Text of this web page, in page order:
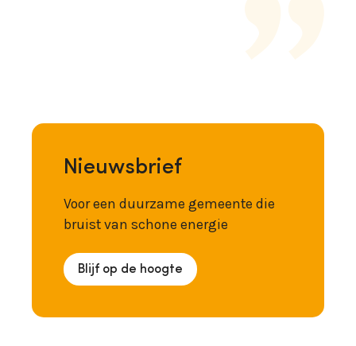
Nieuwsbrief
Voor een duurzame gemeente die
bruist van schone energie
Blijf op de hoogte